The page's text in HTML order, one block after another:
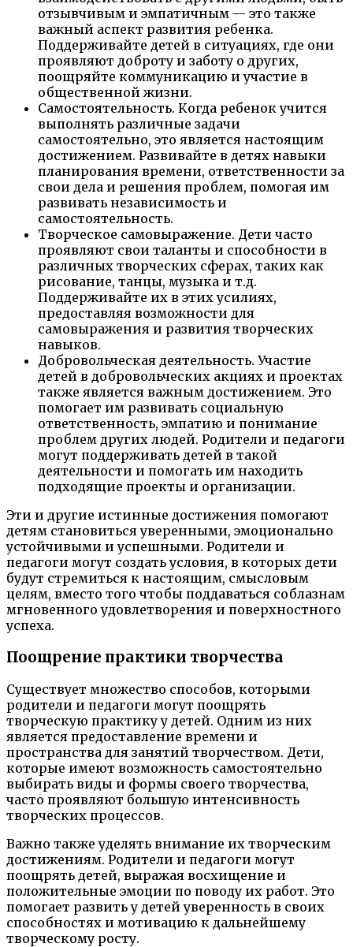
отзывчивым и эмпатичным — это также
важный аспект развития ребенка.
Поддерживайте детей в ситуациях, где они
проявляют доброту и заботу о других,
поощряйте коммуникацию и участие в
общественной жизни.
Самостоятельность. Когда ребенок учится
выполнять различные задачи
самостоятельно, это является настоящим
достижением. Развивайте в детях навыки
планирования времени, ответственности за
свои дела и решения проблем, помогая им
развивать независимость и
самостоятельность.
Творческое самовыражение. Дети часто
проявляют свои таланты и способности в
различных творческих сферах, таких как
рисование, танцы, музыка и т.д.
Поддерживайте их в этих усилиях,
предоставляя возможности для
самовыражения и развития творческих
навыков.
Добровольческая деятельность. Участие
детей в добровольческих акциях и проектах
также является важным достижением. Это
помогает им развивать социальную
ответственность, эмпатию и понимание
проблем других людей. Родители и педагоги
могут поддерживать детей в такой
деятельности и помогать им находить
подходящие проекты и организации.
Эти и другие истинные достижения помогают
детям становиться уверенными, эмоционально
устойчивыми и успешными. Родители и
педагоги могут создать условия, в которых дети
будут стремиться к настоящим, смысловым
целям, вместо того чтобы поддаваться соблазнам
мгновенного удовлетворения и поверхностного
успеха.
Поощрение практики творчества
Существует множество способов, которыми
родители и педагоги могут поощрять
творческую практику у детей. Одним из них
является предоставление времени и
пространства для занятий творчеством. Дети,
которые имеют возможность самостоятельно
выбирать виды и формы своего творчества,
часто проявляют большую интенсивность
творческих процессов.
Важно также уделять внимание их творческим
достижениям. Родители и педагоги могут
поощрять детей, выражая восхищение и
положительные эмоции по поводу их работ. Это
помогает развить у детей уверенность в своих
способностях и мотивацию к дальнейшему
творческому росту.